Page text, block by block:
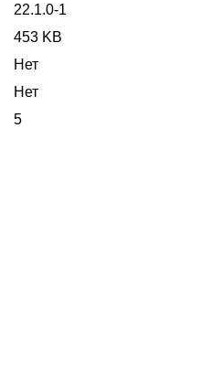
22.1.0-1
453 KB
Нет
Нет
5